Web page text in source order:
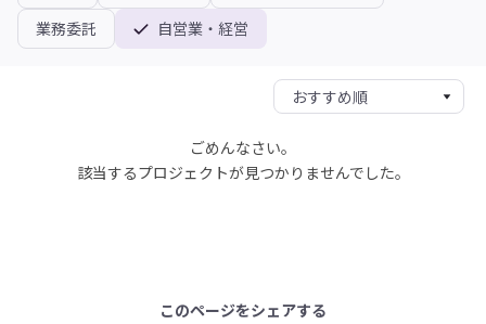
業務委託
自営業・経営
ごめんなさい。
該当するプロジェクトが見つかりませんでした。
このページをシェアする